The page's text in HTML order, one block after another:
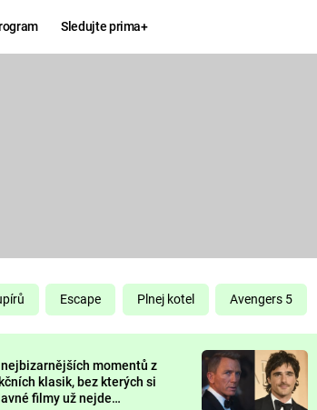
Sledujte prima+
KOMEDIE
CHUCK
NORRIS
DEADPOOL
Escape Plnej kotel Avengers 5
momentů z
klasik, bez kterých si
filmy už nejde